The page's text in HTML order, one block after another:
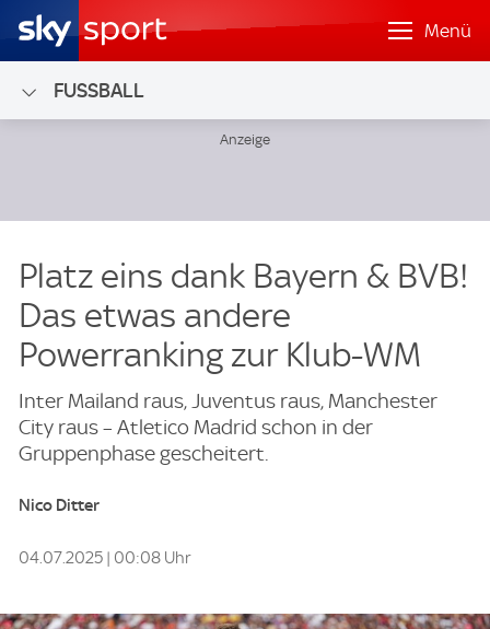
Menü
FUSSBALL
Platz eins dank Bayern & BVB!
Das etwas andere
Powerranking zur Klub-WM
Inter Mailand raus, Juventus raus, Manchester
City raus – Atletico Madrid schon in der
Gruppenphase gescheitert.
Nico Ditter
04.07.2025 | 00:08 Uhr